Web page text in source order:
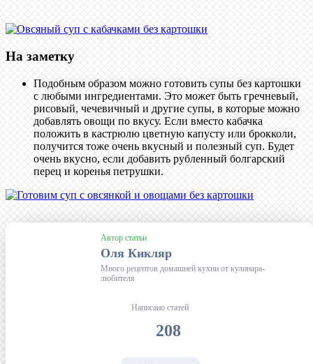
На заметку
Подобным образом можно готовить супы без картошки
с любыми ингредиентами. Это может быть гречневый,
рисовый, чечевичный и другие супы, в которые можно
добавлять овощи по вкусу. Если вместо кабачка
положить в кастрюлю цветную капусту или брокколи,
получится тоже очень вкусный и полезный суп. Будет
очень вкусно, если добавить рубленный болгарский
перец и коренья петрушки.
Автор статьи
Оля Кикляр
Много рецептов домашней кухни от кулинара-
любителя
Написано статей
208